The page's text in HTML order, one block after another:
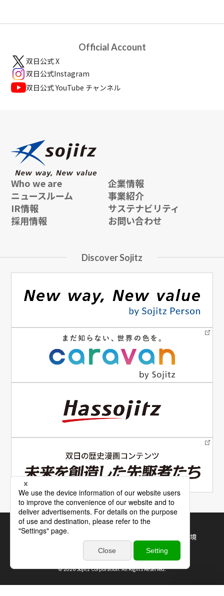
Official Account
双日公式 X
双日公式Instagram
双日公式 YouTube チャンネル
Who we are
企業情報
ニュースルーム
事業紹介
IR情報
サステナビリティ
採用情報
お問い合わせ
Discover Sojitz
電子公告サイトマップ
利用規約・推奨環境
個人情報保護について
©2026 Sojitz Corporation. All Rights Reserved.